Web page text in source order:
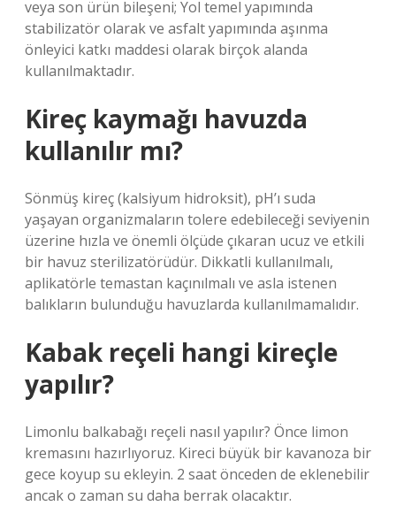
veya son ürün bileşeni; Yol temel yapımında
stabilizatör olarak ve asfalt yapımında aşınma
önleyici katkı maddesi olarak birçok alanda
kullanılmaktadır.
Kireç kaymağı havuzda
kullanılır mı?
Sönmüş kireç (kalsiyum hidroksit), pH’ı suda
yaşayan organizmaların tolere edebileceği seviyenin
üzerine hızla ve önemli ölçüde çıkaran ucuz ve etkili
bir havuz sterilizatörüdür. Dikkatli kullanılmalı,
aplikatörle temastan kaçınılmalı ve asla istenen
balıkların bulunduğu havuzlarda kullanılmamalıdır.
Kabak reçeli hangi kireçle
yapılır?
Limonlu balkabağı reçeli nasıl yapılır? Önce limon
kremasını hazırlıyoruz. Kireci büyük bir kavanoza bir
gece koyup su ekleyin. 2 saat önceden de eklenebilir
ancak o zaman su daha berrak olacaktır.